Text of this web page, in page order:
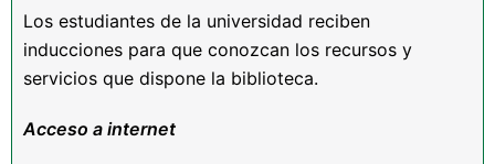
Los estudiantes de la universidad reciben
inducciones para que conozcan los recursos y
servicios que dispone la biblioteca.
Acceso a internet